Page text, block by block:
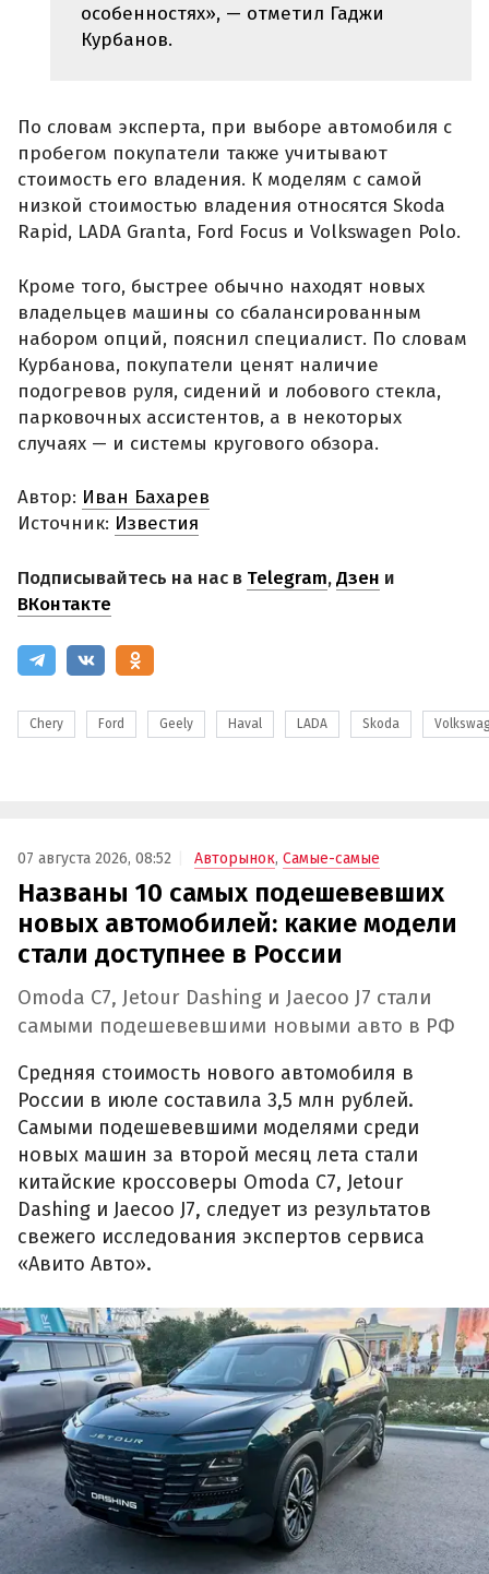
особенностях», — отметил Гаджи
Курбанов.
По словам эксперта, при выборе автомобиля с
пробегом покупатели также учитывают
стоимость его владения. К моделям с самой
низкой стоимостью владения относятся Skoda
Rapid, LADA Granta, Ford Focus и Volkswagen Polo.
Кроме того, быстрее обычно находят новых
владельцев машины со сбалансированным
набором опций, пояснил специалист. По словам
Курбанова, покупатели ценят наличие
подогревов руля, сидений и лобового стекла,
парковочных ассистентов, а в некоторых
случаях — и системы кругового обзора.
Автор: Иван Бахарев
Источник: Известия
Подписывайтесь на нас в Telegram,Дзен и
ВКонтакте
Chery Ford Geely Haval LADA Skoda
07 августа 2026, 08:52 Авторынок, Самые-самые
Названы 10 самых подешевевших
новых автомобилей: какие модели
стали доступнее в России
Omoda C7, Jetour Dashing и Jaecoo J7 стали
самыми подешевевшими новыми авто в РФ
Средняя стоимость нового автомобиля в
России в июле составила 3,5 млн рублей.
Самыми подешевевшими моделями среди
новых машин за второй месяц лета стали
китайские кроссоверы Omoda C7, Jetour
Dashing и Jaecoo J7, следует из результатов
свежего исследования экспертов сервиса
«Авито Авто».